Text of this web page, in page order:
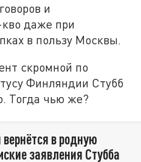
и
кво даже при
в пользу Москвы.
скромной по
Финляндии Стубб
Тогда чью же?
в родную
заявления Стубба